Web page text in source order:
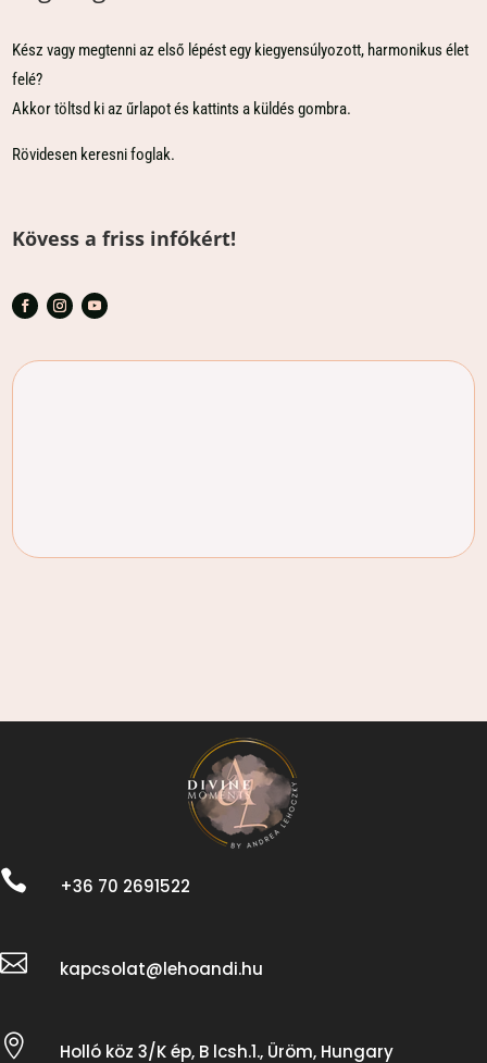
Kész vagy megtenni az első lépést egy kiegyensúlyozott, harmonikus élet
felé?
Akkor töltsd ki az űrlapot és kattints a küldés gombra.
Rövidesen keresni foglak.
Kövess a friss infókért!
 +36 70 2691522
 kapcsolat@lehoandi.hu
 Holló köz 3/K ép, B lcsh.1., Üröm, Hungary